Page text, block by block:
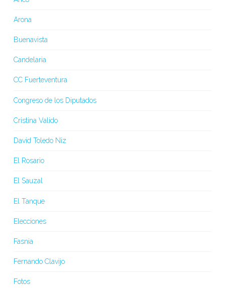
Arona
Buenavista
Candelaria
CC Fuerteventura
Congreso de los Diputados
Cristina Valido
David Toledo Niz
El Rosario
El Sauzal
El Tanque
Elecciones
Fasnia
Fernando Clavijo
Fotos